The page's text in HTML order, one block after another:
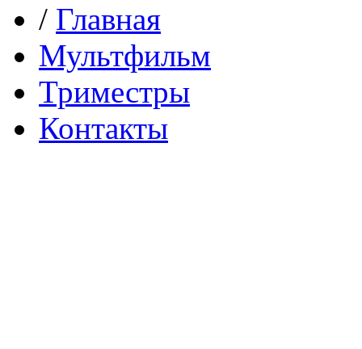
/ Главная
Мультфильм
Триместры
Контакты